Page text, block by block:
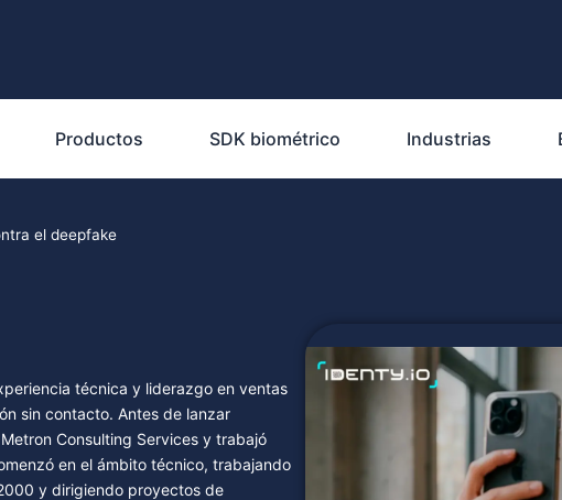
Productos SDK biométrico Industrias
el deepfake
técnica y liderazgo en ventas
sin contacto. Antes de lanzar
Consulting Services y trabajó
en el ámbito técnico, trabajando
y dirigiendo proyectos de